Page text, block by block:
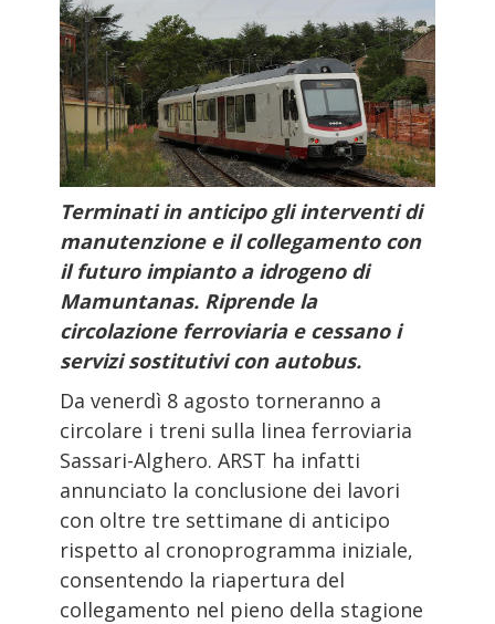
Terminati in anticipo gli interventi di
manutenzione e il collegamento con
il futuro impianto a idrogeno di
Mamuntanas. Riprende la
circolazione ferroviaria e cessano i
servizi sostitutivi con autobus.
Da venerdì 8 agosto torneranno a
circolare i treni sulla linea ferroviaria
Sassari-Alghero. ARST ha infatti
annunciato la conclusione dei lavori
con oltre tre settimane di anticipo
rispetto al cronoprogramma iniziale,
consentendo la riapertura del
collegamento nel pieno della stagione